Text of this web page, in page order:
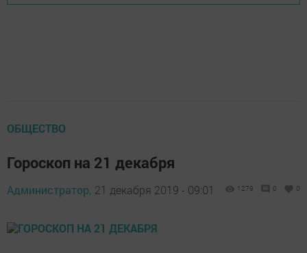
ОБЩЕСТВО
Гороскоп на 21 декабря
Администратор, 21 декабря 2019 - 09:01 1279 0 0